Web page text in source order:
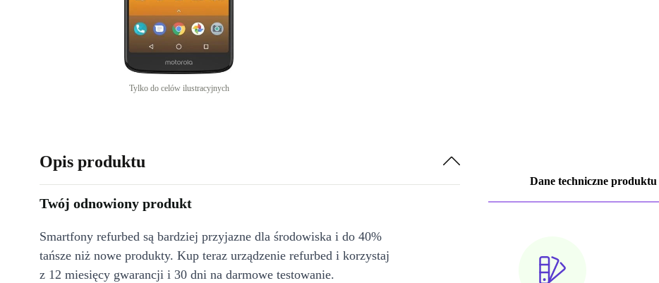
Tylko do celów ilustracyjnych
Dane techniczne produktu
Opis produktu
Twój odnowiony produkt
Smartfony refurbed są bardziej przyjazne dla środowiska i do 40%
tańsze niż nowe produkty. Kup teraz urządzenie refurbed i korzystaj
z 12 miesięcy gwarancji i 30 dni na darmowe testowanie.